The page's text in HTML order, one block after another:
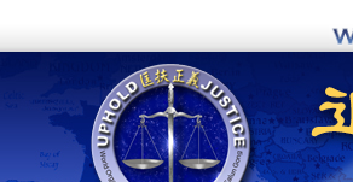
to
content